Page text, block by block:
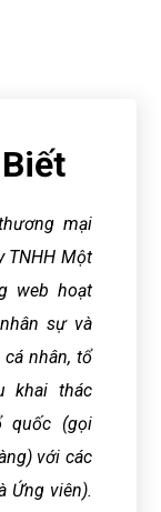
mại
TNHH Một
web hoạt
sự và
nhân, tổ
khai thác
quốc (gọi
với các
Ứng viên).